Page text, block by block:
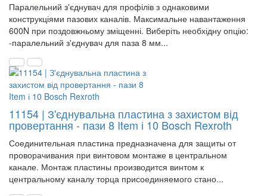
Паралельний з'єднувач для профілів з однаковими
конструкціями пазових каналів. Максимальне навантаження
600N при поздовжньому зміщенні. Виберіть необхідну опцію:
-паралельний з'єднувач для паза 8 мм...
11154 | З'єднувальна пластина з захистом від
провертання - пази 8 Item і 10 Bosch Rexroth
Соединительная пластина предназначена для защиты от
проворачивания при винтовом монтаже в центральном
канале. Монтаж пластины производится винтом к
центральному каналу торца присоединяемого стано...